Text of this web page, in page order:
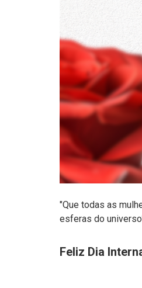
"Que todas as
esferas do
Feliz Dia